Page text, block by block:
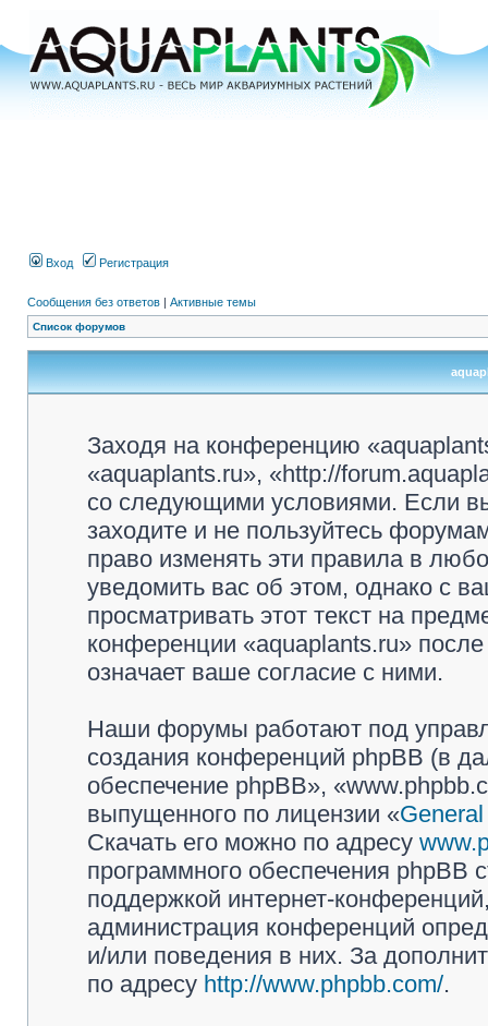
Вход Регистрация
Сообщения без ответов | Активные темы
Список форумов
Заходя на конференцию
«aquaplants.ru», «http://
со следующими условиями. Если
заходите и не пользуйтесь
право изменять эти правила в
уведомить вас об этом, однако с
просматривать этот текст на
конференции «aquaplants.ru»
означает ваше согласие с ними.
Наши форумы работают под
создания конференций phpBB (в
обеспечение phpBB»,
выпущенного по лицензии «
Скачать его можно по адресу
программного обеспечения phpBB
поддержкой интернет-
администрация конференций
и/или поведения в них. За
по адресу http://www.phpbb.com/.